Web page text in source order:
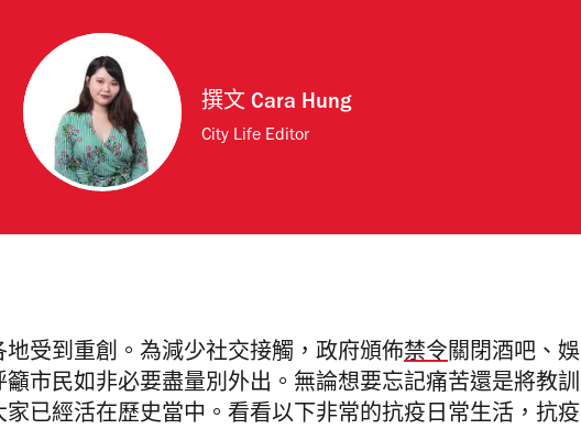
撰文Cara Hung
City Life Editor
受到重創。為減少社交接觸，政府頒佈禁令關閉酒吧、娛
籲市民如非必要盡量別外出。無論想要忘記痛苦還是將教訓
已經活在歷史當中。看看以下非常的抗疫日常生活，抗疫